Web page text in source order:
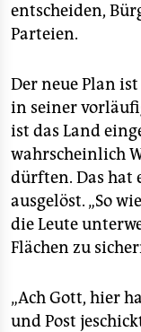
entscheiden,
Parteien.
Der neue Plan
in seiner
ist das Land
wahrscheinlich
dürften. Das hat
ausgelöst. „So
die Leute
Flächen zu
„Ach Gott, hier
und Post